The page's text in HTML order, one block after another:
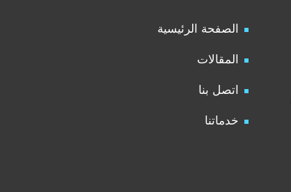
الصفحة الرئيسية
المقالات
اتصل بنا
خدماتنا